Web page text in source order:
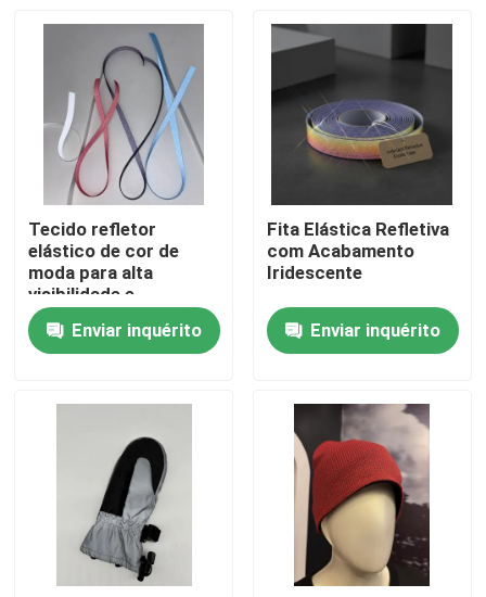
Casa
Quem Somos
Fábrica
Controle de Qualidade
Tecido refletor
elástico de cor de
moda para alta
visibilidade e
durabilidade
Enviar inquérito
Fita Elástica Refletiva
com Acabamento
Iridescente
Enviar inquérito